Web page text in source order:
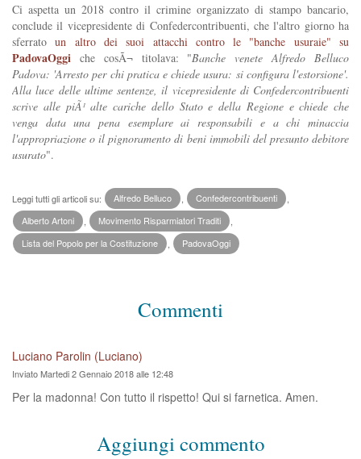
Ci aspetta un 2018 contro il crimine organizzato di stampo bancario,
conclude il vicepresidente di Confedercontribuenti, che l'altro giorno ha
sferratoun altro dei suoi attacchi contro le "banche usuraie" su
PadovaOggi che cosÃ¬ titolava: "Banche venete Alfredo Belluco
Padova: 'Arresto per chi pratica e chiede usura: si configura l'estorsione'.
Alla luce delle ultime sentenze, il vicepresidente di Confedercontribuenti
scrive alle piÃ¹ alte cariche dello Stato e della Regione e chiede che
venga data una pena esemplare ai responsabili e a chi minaccia
l'appropriazione o il pignoramento di beni immobili del presunto debitore
usurato".
Leggi tutti gli articoli su: Alfredo Belluco Confedercontribuenti
Alberto Artoni
Movimento Risparmiatori Traditi
Lista del Popolo per la Costituzione
PadovaOggi
Commenti
Luciano Parolin (Luciano)
Inviato Martedi 2 Gennaio 2018 alle 12:48
Per la madonna! Con tutto il rispetto! Qui si farnetica. Amen.
Aggiungi commento